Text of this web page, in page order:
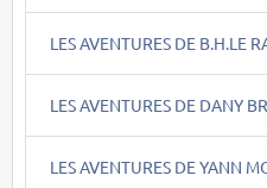
LES AVENTURES DE B.H.LE
LES AVENTURES DE DANY
LES AVENTURES DE YANN